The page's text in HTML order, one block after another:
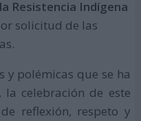
Resistencia Indígena
solicitud de las
y polémicas que se ha
celebración de este
reflexión, respeto y